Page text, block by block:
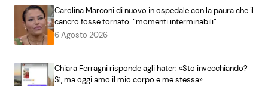
Carolina Marconi di nuovo in ospedale con la paura che il
cancro fosse tornato: “momenti interminabili”
6 Agosto 2026
Chiara Ferragni risponde agli hater: «Sto invecchiando?
Sì, ma oggi amo il mio corpo e me stessa»